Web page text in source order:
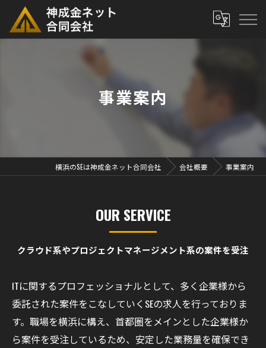
事業案内
横浜のSEは神成金ネット合同会社 会社概要 事業案内
クラウド系やプロジェクトマネージメント系の案件を受注
OUR SERVICE
ITに関するプロフェッショナルとして、多く企業様から
委託された案件をこなしていくSEの求人を行っておりま
す。職場を横浜に構え、首都圏をメインとした企業様か
ら案件を受注しているため、安定した業務量を確保でき